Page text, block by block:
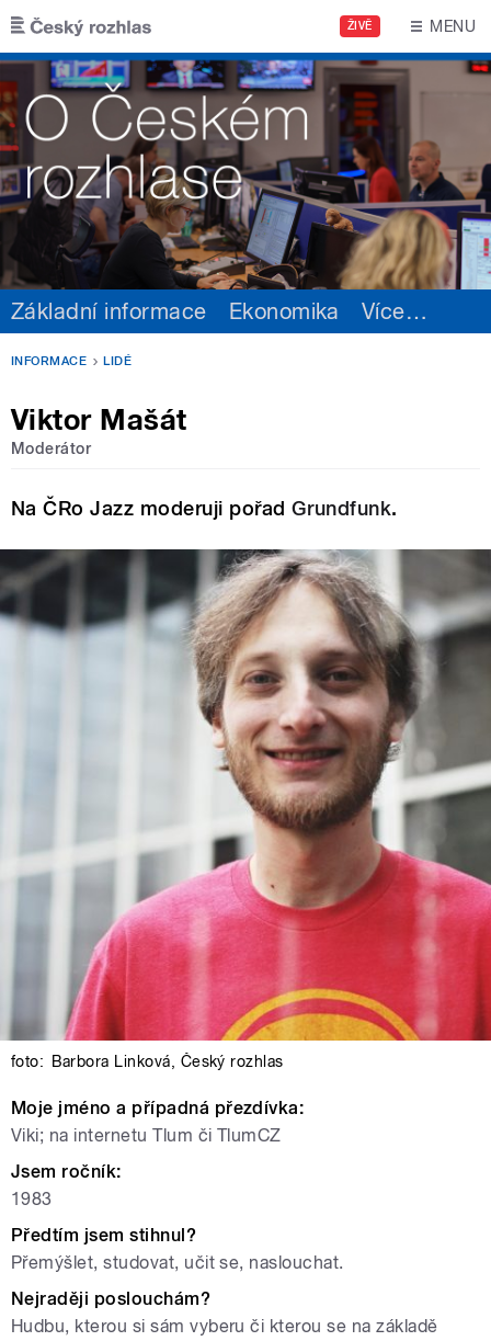
Přejít k hlavnímu obsahu
ŽIVĚ MENU
Základní informace Ekonomika Více…
INFORMACE LIDÉ
Viktor Mašát
Moderátor
Na ČRo Jazz moderuji pořad Grundfunk.
foto: Barbora Linková, Český rozhlas
Moje jméno a případná přezdívka:
Viki; na internetu Tlum či TlumCZ
Jsem ročník:
1983
Předtím jsem stihnul?
Přemýšlet, studovat, učit se, naslouchat.
Nejraději poslouchám?
Hudbu, kterou si sám vyberu či kterou se na základě